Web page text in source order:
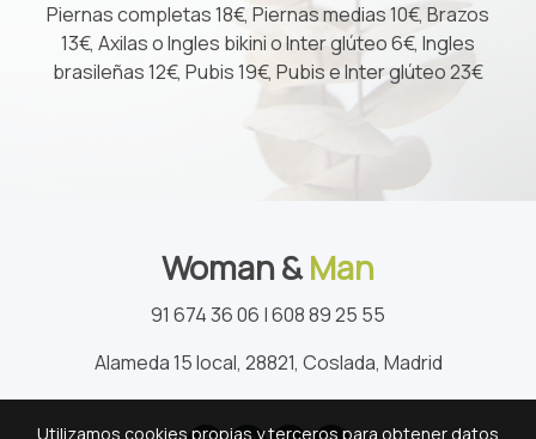
Piernas completas 18€, Piernas medias 10€, Brazos
13€, Axilas o Ingles bikini o Inter glúteo 6€, Ingles
brasileñas 12€, Pubis 19€, Pubis e Inter glúteo 23€
Woman &Man
91 674 36 06 | 608 89 25 55
Alameda 15 local, 28821, Coslada, Madrid
Utilizamos cookies propias y terceros para obtener datos